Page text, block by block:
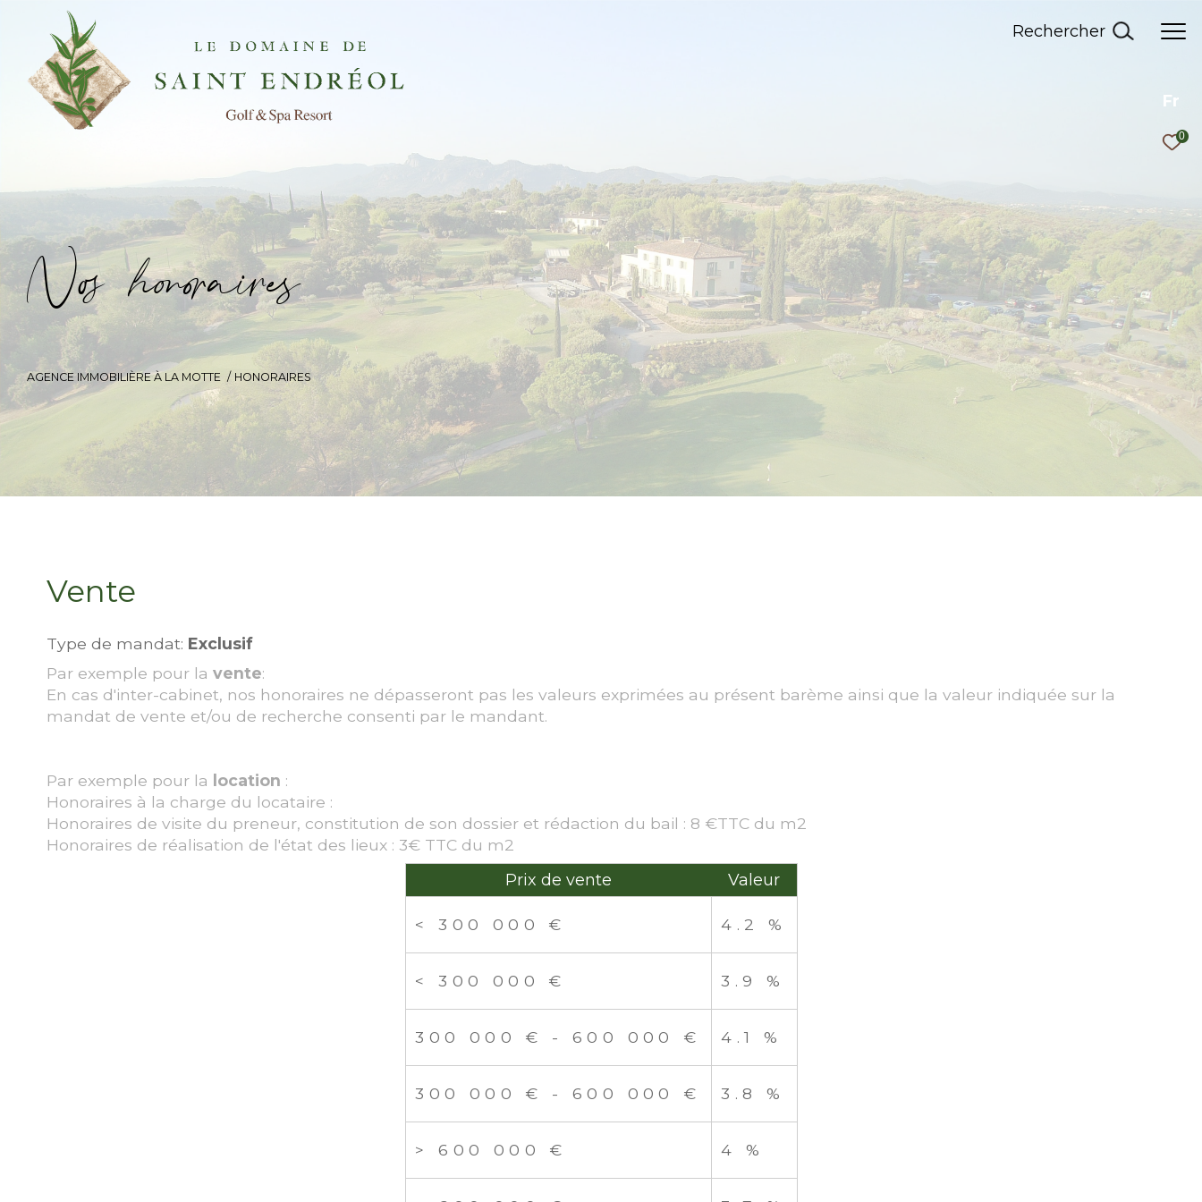
Fr
0
Rechercher
No hooaie
AGENCE IMMOBILIÈRE À LA MOTTE HONORAIRES
Vente
Type de mandat: Exclusif
Par exemple pour la vente:
En cas d'inter-cabinet, nos honoraires ne dépasseront pas les valeurs exprimées au présent barème ainsi que la valeur indiquée sur la
mandat de vente et/ou de recherche consenti par le mandant.
Par exemple pour la location :
Honoraires à la charge du locataire :
Honoraires de visite du preneur, constitution de son dossier et rédaction du bail : 8 €TTC du m2
Honoraires de réalisation de l'état des lieux : 3€ TTC du m2
Prix de vente Valeur
< 300 000 € 4.2 %
< 300 000 € 3.9 %
300 000 € - 600 000 € 4.1 %
300 000 € - 600 000 € 3.8 %
> 600 000 € 4 %